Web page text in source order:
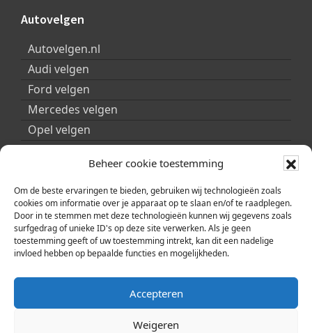
Beheer cookie toestemming
Om de beste ervaringen te bieden, gebruiken wij technologieën zoals
cookies om informatie over je apparaat op te slaan en/of te raadplegen.
Door in te stemmen met deze technologieën kunnen wij gegevens zoals
surfgedrag of unieke ID's op deze site verwerken. Als je geen
toestemming geeft of uw toestemming intrekt, kan dit een nadelige
invloed hebben op bepaalde functies en mogelijkheden.
Accepteren
Weigeren
Autovelgen
Autovelgen.nl
Audi velgen
Ford velgen
Mercedes velgen
Opel velgen
Peugeot velgen
Porsche velgen
Seat velgen
Skoda velgen
Smart velgen
Volkswagen velgen